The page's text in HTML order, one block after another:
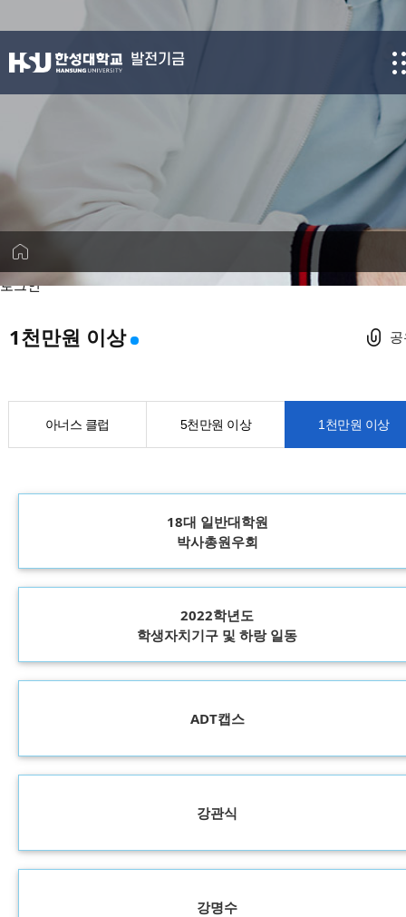
로그인
발전기금
1천만원 이상
아너스 클럽 5천만원 이상 1천만원 이상
18대 일반대학원
박사총원우회
2022학년도
학생자치기구 및 하랑 일동
ADT캡스
강관식
강명수